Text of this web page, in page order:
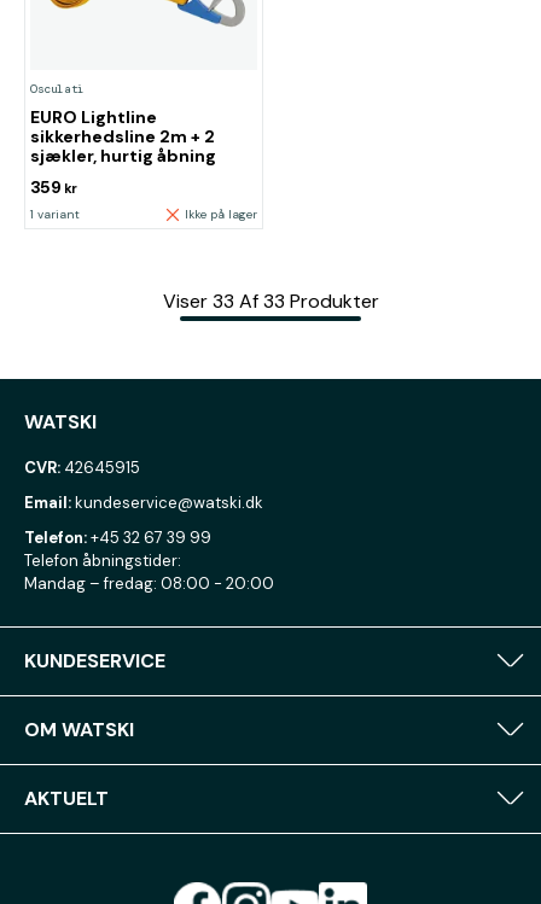
Osculati
EURO Lightline
sikkerhedsline 2m + 2
sjækler, hurtig åbning
359 kr
1 variant Ikke på lager
Viser 33 Af 33 Produkter
WATSKI
CVR: 42645915
Email:kundeservice@watski.dk
Telefon:+45 32 67 39 99
Telefon åbningstider:
Mandag – fredag: 08:00 - 20:00
KUNDESERVICE
OM WATSKI
AKTUELT